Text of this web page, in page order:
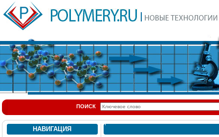
ПОИСК
НАВИГАЦИЯ